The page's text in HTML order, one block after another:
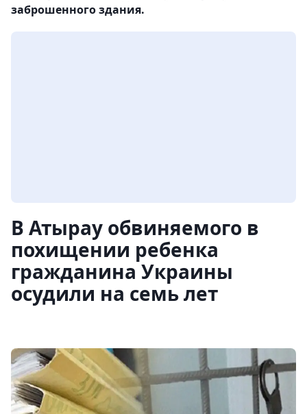
заброшенного здания.
В Атырау обвиняемого в
похищении ребенка
гражданина Украины
осудили на семь лет